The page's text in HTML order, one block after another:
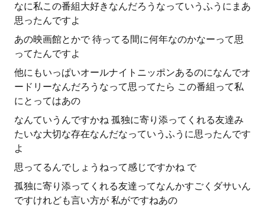
なに私この番組大好きなんだろうなっていうふうにまあ
思ったんですよ
あの映画館とかで 待ってる間に何年なのかなーって思
ってたんですよ
他にもいっぱいオールナイトニッポンあるのになんでオ
ードリーなんだろうなって思ってたら この番組って私
にとってはあの
なんていうんですかね 孤独に寄り添ってくれる友達み
たいな大切な存在なんだなっていうふうに思ったんです
よ
思ってるんでしょうねって感じですかね で
孤独に寄り添ってくれる友達ってなんかすごくダサいん
ですけれども言い方が 私がですねあの